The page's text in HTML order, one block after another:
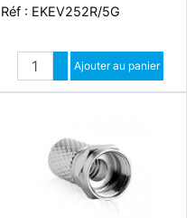
Réf : EKEV252R/5G
Quantité
Augmenter quantité
Diminuer quantité
Ajouter au panier